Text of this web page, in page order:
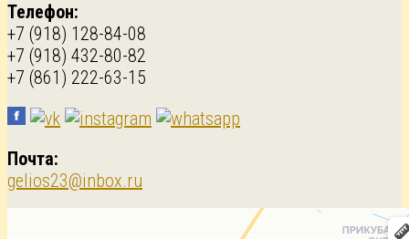
Телефон:
+7 (918) 128-84-08
+7 (918) 432-80-82
+7 (861) 222-63-15
Почта:
gelios23@inbox.ru